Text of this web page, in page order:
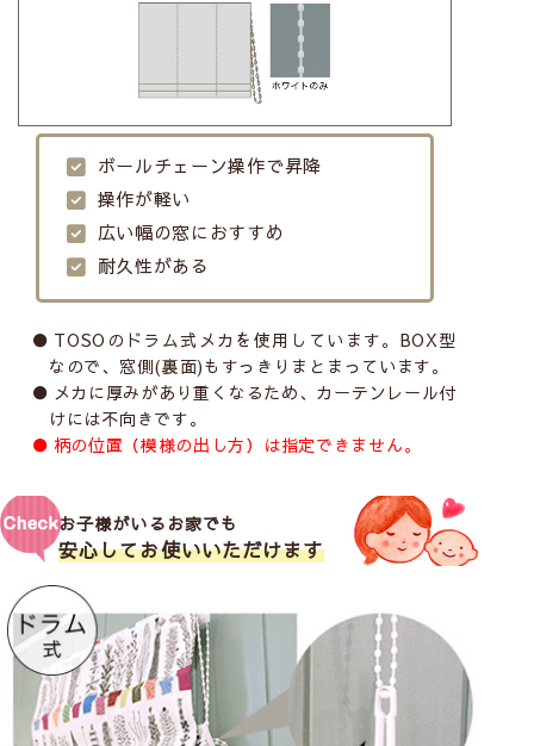
ボールチェーン操作で昇降
操作が軽い
広い幅の窓におすすめ
耐久性がある
TOSOのドラム式メカを使用しています。BOX型
なので、窓側(裏面)もすっきりまとまっています。
メカに厚みがあり重くなるため、カーテンレール付
けには不向きです。
柄の位置（模様の出し方）は指定できません。
お子様がいるお家でも
安心してお使いいただけます